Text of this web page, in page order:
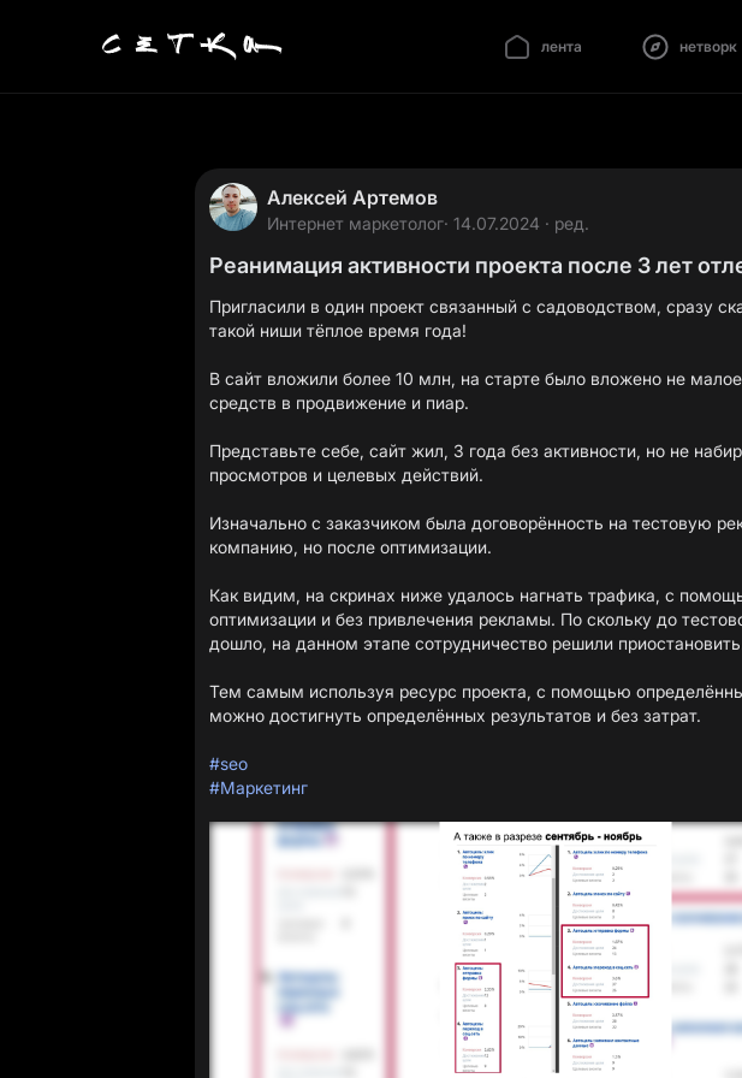
лента нетворк
Алексей Артемов
Интернет маркетолог· 14.07.2024 · ред.
Реанимация активности проекта после 3 лет
Пригласили в один проект связанный с садоводством, сразу
такой ниши тёплое время года!
В сайт вложили более 10 млн, на старте было вложено не
средств в продвижение и пиар.
Представьте себе, сайт жил, 3 года без активности, но не
просмотров и целевых действий.
Изначально с заказчиком была договорённость на тестовую
компанию, но после оптимизации.
Как видим, на скринах ниже удалось нагнать трафика, с
оптимизации и без привлечения рекламы. По скольку до
дошло, на данном этапе сотрудничество решили
Тем самым используя ресурс проекта, с помощью
можно достигнуть определённых результатов и без затрат.
#seo
#Маркетинг